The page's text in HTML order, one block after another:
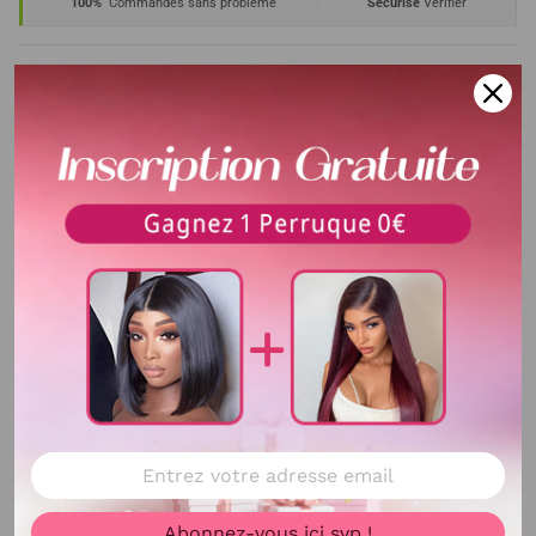
Matériaux de cheveux 100% Cheveux Humains
Délai de livraison
10 jours , cela dépend de la
CHINE vers votre PAYS.
Comme indiqué sur l'image
Couleur de cheveux Comme indiqué sur l'image
Densité 200% densité